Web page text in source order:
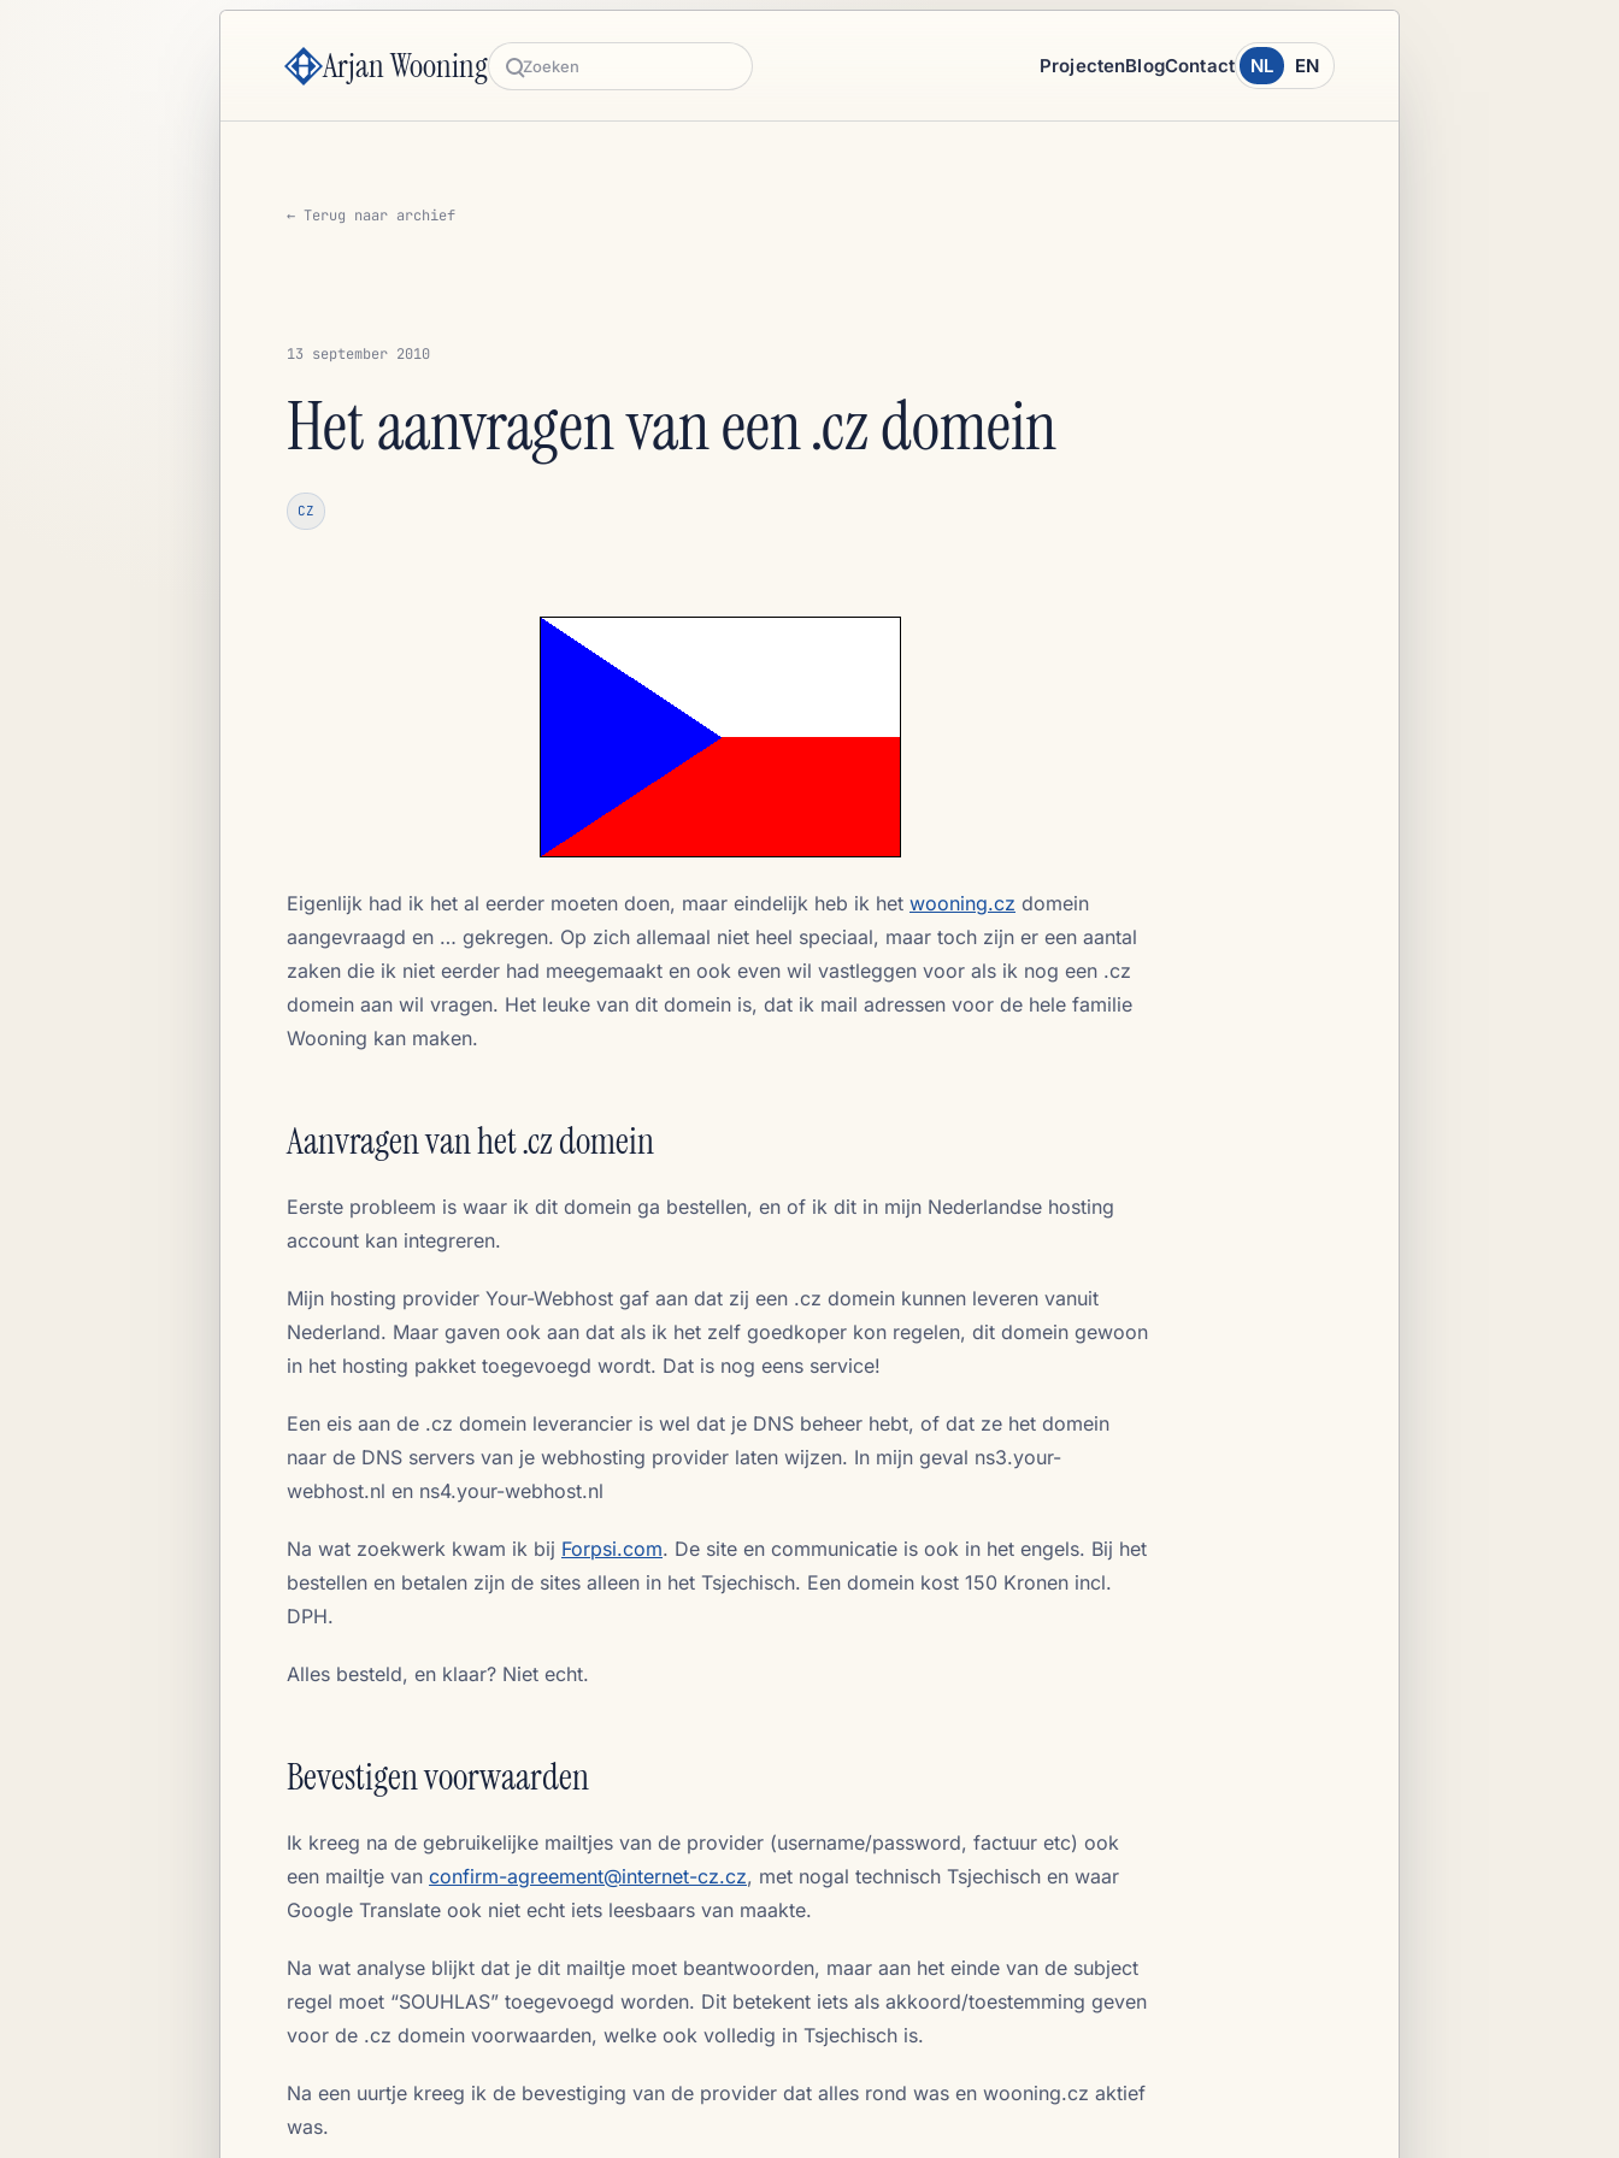
Arjan Wooning Zoeken
ProjectenBlogContact NL EN
← Terug naar archief
13 september 2010
Het aanvragen van een .cz domein
CZ
Eigenlijk had ik het al eerder moeten doen, maar eindelijk heb ik het wooning.cz domein
aangevraagd en … gekregen. Op zich allemaal niet heel speciaal, maar toch zijn er een aantal
zaken die ik niet eerder had meegemaakt en ook even wil vastleggen voor als ik nog een .cz
domein aan wil vragen. Het leuke van dit domein is, dat ik mail adressen voor de hele familie
Wooning kan maken.
Aanvragen van het .cz domein
Eerste probleem is waar ik dit domein ga bestellen, en of ik dit in mijn Nederlandse hosting
account kan integreren.
Mijn hosting provider Your-Webhost gaf aan dat zij een .cz domein kunnen leveren vanuit
Nederland. Maar gaven ook aan dat als ik het zelf goedkoper kon regelen, dit domein gewoon
in het hosting pakket toegevoegd wordt. Dat is nog eens service!
Een eis aan de .cz domein leverancier is wel dat je DNS beheer hebt, of dat ze het domein
naar de DNS servers van je webhosting provider laten wijzen. In mijn geval ns3.your-
webhost.nl en ns4.your-webhost.nl
Na wat zoekwerk kwam ik bij Forpsi.com. De site en communicatie is ook in het engels. Bij het
bestellen en betalen zijn de sites alleen in het Tsjechisch. Een domein kost 150 Kronen incl.
DPH.
Alles besteld, en klaar? Niet echt.
Bevestigen voorwaarden
Ik kreeg na de gebruikelijke mailtjes van de provider (username/password, factuur etc) ook
een mailtje van confirm-agreement@internet-cz.cz, met nogal technisch Tsjechisch en waar
Google Translate ook niet echt iets leesbaars van maakte.
Na wat analyse blijkt dat je dit mailtje moet beantwoorden, maar aan het einde van de subject
regel moet “SOUHLAS” toegevoegd worden. Dit betekent iets als akkoord/toestemming geven
voor de .cz domein voorwaarden, welke ook volledig in Tsjechisch is.
Na een uurtje kreeg ik de bevestiging van de provider dat alles rond was en wooning.cz aktief
was.